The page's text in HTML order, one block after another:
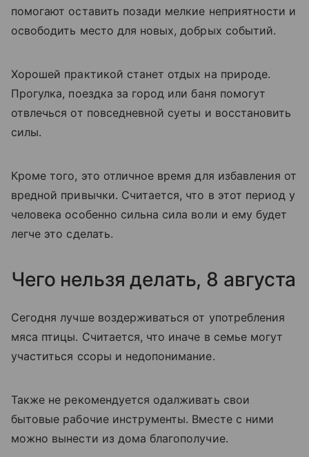
помогают оставить позади мелкие неприятности и
освободить место для новых, добрых событий.
Хорошей практикой станет отдых на природе.
Прогулка, поездка за город или баня помогут
отвлечься от повседневной суеты и восстановить
силы.
Кроме того, это отличное время для избавления от
вредной привычки. Считается, что в этот период у
человека особенно сильна сила воли и ему будет
легче это сделать.
Чего нельзя делать, 8 августа
Сегодня лучше воздерживаться от употребления
мяса птицы. Считается, что иначе в семье могут
участиться ссоры и недопонимание.
Также не рекомендуется одалживать свои
бытовые рабочие инструменты. Вместе с ними
можно вынести из дома благополучие.